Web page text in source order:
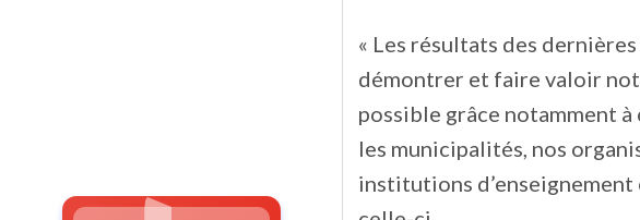
« Les résultats des
démontrer et faire valoir
possible grâce notamment
les municipalités, nos
institutions